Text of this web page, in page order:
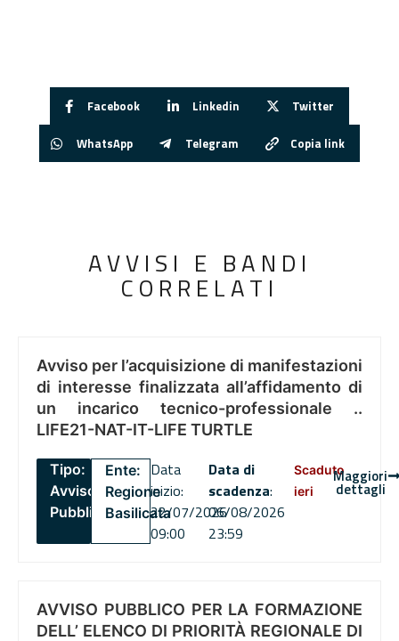
Facebook Linkedin Twitter
WhatsApp Telegram Copia link
AVVISI E BANDI
CORRELATI
Avviso per l’acquisizione di manifestazioni
di interesse finalizzata all’affidamento di
un incarico tecnico-professionale ..
LIFE21-NAT-IT-LIFE TURTLE
Tipo:
Avviso
Pubblico
Ente:
Regione
Basilicata
Data
inizio:
22/07/2026
09:00
Data di
scadenza:
06/08/2026
23:59
Scaduto
ieri
Maggiori
dettagli
AVVISO PUBBLICO PER LA FORMAZIONE
DELL’ ELENCO DI PRIORITÀ REGIONALE DI